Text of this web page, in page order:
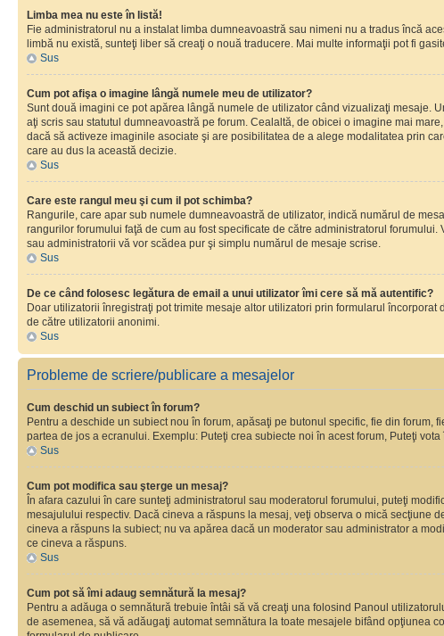
Limba mea nu este în listă!
Fie administratorul nu a instalat limba dumneavoastră sau nimeni nu a tradus încă
limbă nu există, sunteţi liber să creaţi o nouă traducere. Mai multe informaţii pot fi
Sus
Cum pot afişa o imagine lângă numele meu de utilizator?
Sunt două imagini ce pot apărea lângă numele de utilizator când vizualizaţi mesaje.
aţi scris sau statutul dumneavoastră pe forum. Cealaltă, de obicei o imagine mai
dacă să activeze imaginile asociate şi are posibilitatea de a alege modalitatea prin
care au dus la această decizie.
Sus
Care este rangul meu şi cum il pot schimba?
Rangurile, care apar sub numele dumneavoastră de utilizator, indică numărul de
rangurilor forumului faţă de cum au fost specificate de către administratorul
sau administratorii vă vor scădea pur şi simplu numărul de mesaje scrise.
Sus
De ce când folosesc legătura de email a unui utilizator îmi cere să mă autentific?
Doar utilizatorii înregistraţi pot trimite mesaje altor utilizatori prin formularul
de către utilizatorii anonimi.
Sus
Probleme de scriere/publicare a mesajelor
Cum deschid un subiect în forum?
Pentru a deschide un subiect nou în forum, apăsaţi pe butonul specific, fie din
partea de jos a ecranului. Exemplu: Puteţi crea subiecte noi în acest forum, Puteţi vota
Sus
Cum pot modifica sau şterge un mesaj?
În afara cazului în care sunteţi administratorul sau moderatorul forumului, puteţi
mesajulului respectiv. Dacă cineva a răspuns la mesaj, veţi observa o mică secţiune
cineva a răspuns la subiect; nu va apărea dacă un moderator sau administrator a
ce cineva a răspuns.
Sus
Cum pot să îmi adaug semnătură la mesaj?
Pentru a adăuga o semnătură trebuie întâi să vă creaţi una folosind Panoul
de asemenea, să vă adăugaţi automat semnătura la toate mesajele bifând opţiunea